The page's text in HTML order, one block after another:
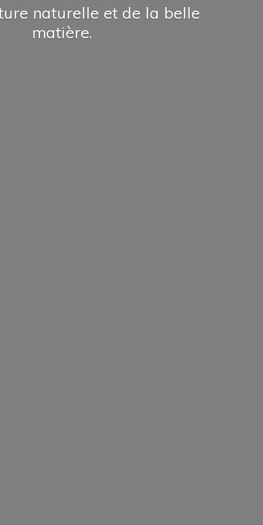
naturelle et de la belle
matière.